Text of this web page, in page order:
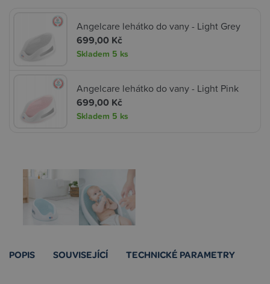
Angelcare lehátko do vany - Light Grey
699,00 Kč
Skladem 5 ks
Angelcare lehátko do vany - Light Pink
699,00 Kč
Skladem 5 ks
POPIS SOUVISEJÍCÍ TECHNICKÉ PARAMETRY